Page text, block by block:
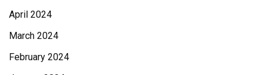
April 2024
March 2024
February 2024